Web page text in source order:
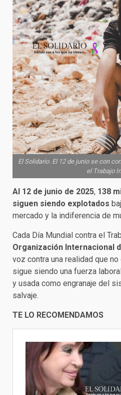
El Solidario. El 12 de junio se con
el Trabajo
Al 12 de junio de 2025, 138
siguen siendo explotados
mercado y la indiferencia de
Cada Día Mundial contra el
Organización Internacional
voz contra una realidad que
sigue siendo una fuerza
y usada como engranaje del
salvaje.
TE LO RECOMENDAMOS